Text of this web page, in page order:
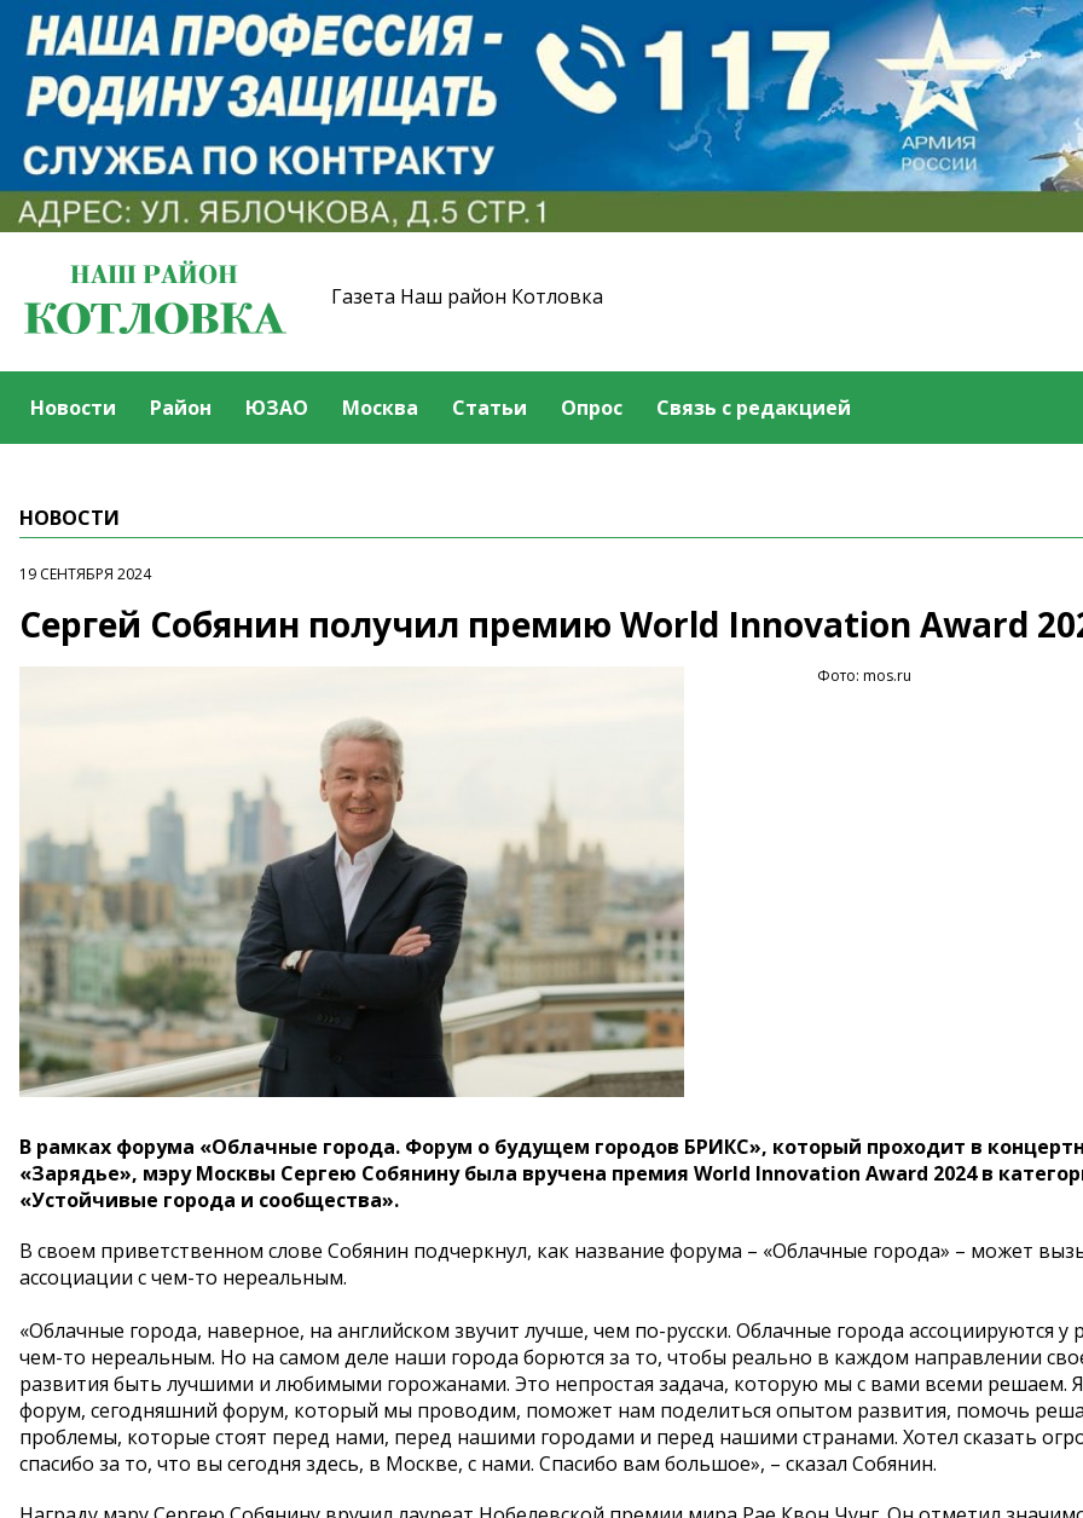
Газета Наш район Котловка
Новости Район ЮЗАО Москва Статьи Опрос Связь с редакцией
НОВОСТИ
19 СЕНТЯБРЯ 2024
Сергей Собянин получил премию World Innovation Award
Фото: mos.ru
В рамках форума «Облачные города. Форум о будущем городов БРИКС», который проходит в
«Зарядье», мэру Москвы Сергею Собянину была вручена премия World Innovation Award 2024 в
«Устойчивые города и сообщества».
В своем приветственном слове Собянин подчеркнул, как название форума – «Облачные города» – может
ассоциации с чем-то нереальным.
«Облачные города, наверное, на английском звучит лучше, чем по-русски. Облачные города ассоциируются у
чем-то нереальным. Но на самом деле наши города борются за то, чтобы реально в каждом направлении
развития быть лучшими и любимыми горожанами. Это непростая задача, которую мы с вами всеми решаем.
форум, сегодняшний форум, который мы проводим, поможет нам поделиться опытом развития, помочь
проблемы, которые стоят перед нами, перед нашими городами и перед нашими странами. Хотел сказать
спасибо за то, что вы сегодня здесь, в Москве, с нами. Спасибо вам большое», – сказал Собянин.